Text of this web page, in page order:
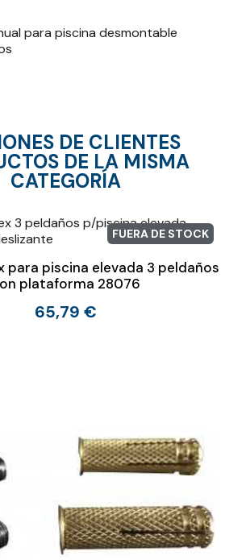
para piscina desmontable
DE CLIENTES
DE LA MISMA
CATEGORÍA
FUERA DE STOCK
para piscina elevada 3 peldaños
plataforma 28076
65,79 €